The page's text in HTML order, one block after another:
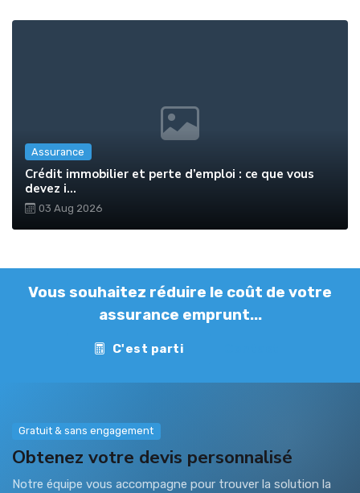
Assurance
Crédit immobilier et perte d’emploi : ce que vous
devez i...
03 Aug 2026
Vous souhaitez réduire le coût de votre
assurance emprunt...
C'est parti
Gratuit & sans engagement
Obtenez votre devis personnalisé
Notre équipe vous accompagne pour trouver la solution la